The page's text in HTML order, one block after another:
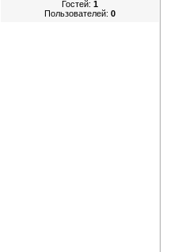
Гостей: 1
Пользователей: 0